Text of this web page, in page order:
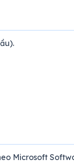
Microsoft